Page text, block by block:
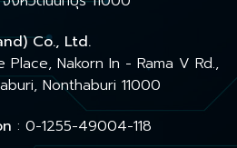
Co., Ltd.
Place, Nakorn In - Rama V Rd.,
Nonthaburi 11000
: 0-1255-49004-118